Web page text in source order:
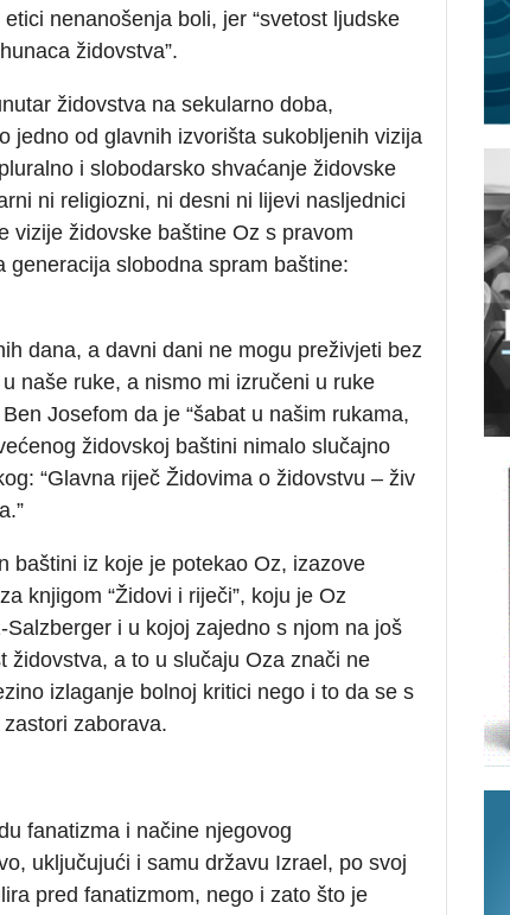
nenanošenja boli, jer “svetost ljudske
židovstva”.
židovstva na sekularno doba,
jedno od glavnih izvorišta sukobljenih vizija
i slobodarsko shvaćanje židovske
ni religiozni, ni desni ni lijevi nasljednici
vizije židovske baštine Oz s pravom
slobodna spram baštine:
dana, a davni dani ne mogu preživjeti bez
naše ruke, a nismo mi izručeni u ruke
Josefom da je “šabat u našim rukama,
židovskoj baštini nimalo slučajno
“Glavna riječ Židovima o židovstvu – živ
baštini iz koje je potekao Oz, izazove
knjigom “Židovi i riječi”, koju je Oz
i u kojoj zajedno s njom na još
židovstva, a to u slučaju Oza znači ne
izlaganje bolnoj kritici nego i to da se s
zaborava.
fanatizma i načine njegovog
uključujući i samu državu Izrael, po svoj
pred fanatizmom, nego i zato što je